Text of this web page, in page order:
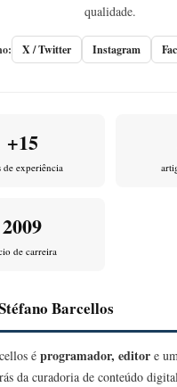
qualidade.
X / Twitter Instagram
+15
de experiência
2009
de carreira
Barcellos
é programador, editor e
da curadoria de conteúdo